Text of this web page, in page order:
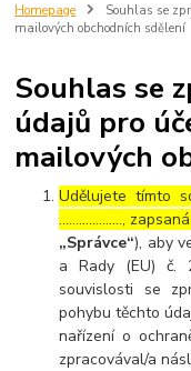
Homepage
Souhlas se
mailových obchodních sdělení
Souhlas se
údajů pro
mailových
Udělujete tímto
……………….,
„Správce“), aby
a Rady (EU) č.
souvislosti se
pohybu těchto
nařízení o
zpracovával/a